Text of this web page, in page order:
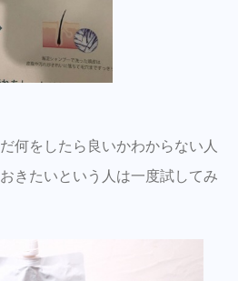
何をしたら良いかわからない人
きたいという人は一度試してみ